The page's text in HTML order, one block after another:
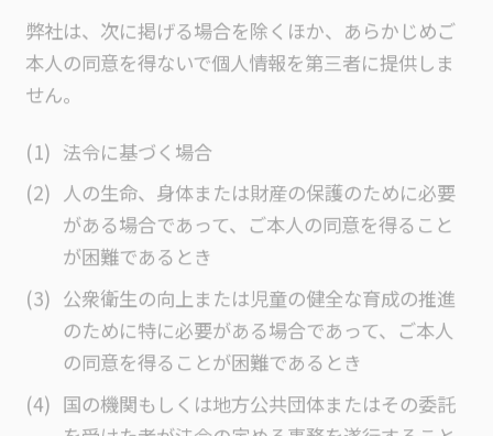
弊社は、次に掲げる場合を除くほか、あらかじめご
本人の同意を得ないで個人情報を第三者に提供しま
せん。
法令に基づく場合
人の生命、身体または財産の保護のために必要
がある場合であって、ご本人の同意を得ること
が困難であるとき
公衆衛生の向上または児童の健全な育成の推進
のために特に必要がある場合であって、ご本人
の同意を得ることが困難であるとき
国の機関もしくは地方公共団体またはその委託
を受けた者が法令の定める事務を遂行すること